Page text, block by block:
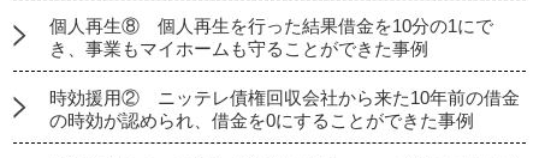
個人再生⑧ 個人再生を行った結果借金を10分の1にで
き、事業もマイホームも守ることができた事例
時効援用② ニッテレ債権回収会社から来た10年前の借金
の時効が認められ、借金を0にすることができた事例